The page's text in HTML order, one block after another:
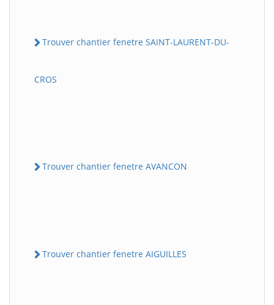
Trouver chantier fenetre SAINT-LAURENT-DU-
CROS
Trouver chantier fenetre AVANCON
Trouver chantier fenetre AIGUILLES